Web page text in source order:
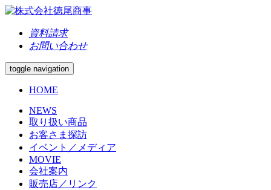
資料請求
お問い合わせ
toggle navigation
HOME
NEWS
取り扱い商品
お客さま探訪
イベント／メディア
MOVIE
会社案内
販売店／リンク